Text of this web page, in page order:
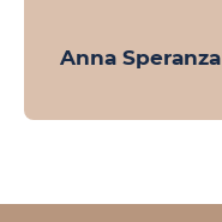
Anna Speranza